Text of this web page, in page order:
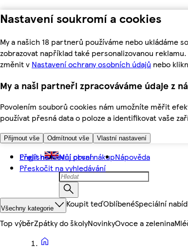
Nastavení soukromí a cookies
My a našich 18 partnerů používáme nebo ukládáme
zobrazovat například také personalizovanou
změnit v Nastavení ochrany osobních údajů nebo
My a naši partneři zpracováváme údaje z
Povolením souborů cookies nám umožníte měřit
používat přesná data o poloze a identifikovat vaše
Přijmout vše Odmítnout vše Vlastní nastavení
Přejít na hlavní obsah
Přeskočit na vyhledávání
English Můj první nákupNápověda
Všechny kategorie Koupit teďOblíbenéSpeciální
Top výběrZpátky do školyNovinkyOvoce a zelenina